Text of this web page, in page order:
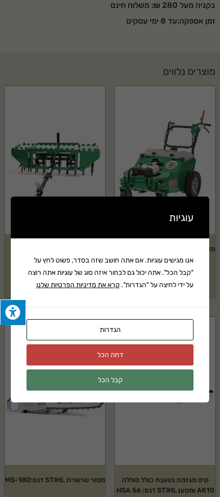
בקניה מעל 280 ₪: משלוח חינם
זמן אספקה:עד 8 ימי עסקים
מוצרים נלווים
הידרוסטטית
₪33,687
36"/48"/60"
₪25,399
קיט מגזמת נטענת כולל סוללה
AK10 ומטען STIHL דגם: HSA 56
מסור שרשרת STIHL דגם:MS-180
עוגיות
אנו מגישים עוגיות. אם אתה חושב שזה בסדר, פשוט לחץ על
"קבל הכל". אתה יכול גם לבחור איזה סוג של עוגיות אתה רוצה
על ידי לחיצה על "הגדרות". קרא את מדיניות הפרטיות שלנו
הגדרות
דחה הכל
קבל הכל